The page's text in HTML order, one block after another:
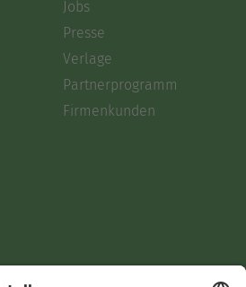
Jobs
Presse
Verlage
Partnerprogramm
Firmenkunden